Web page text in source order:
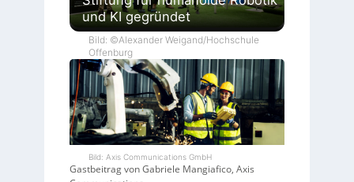
und KI gegründet
Bild: ©Alexander Weigand/Hochschule
Offenburg
Bild: Axis Communications GmbH
Gastbeitrag von Gabriele Mangiafico, Axis